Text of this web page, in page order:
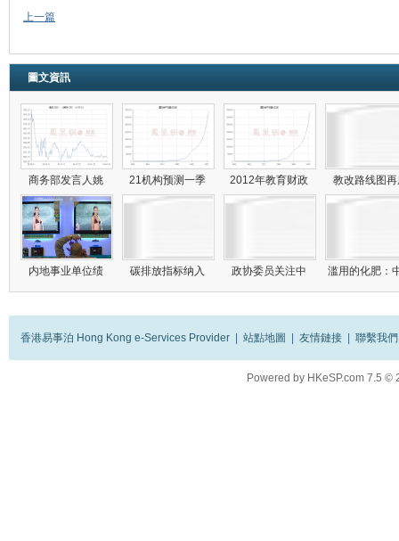
上一篇
圖文資訊
商务部发言人姚 21机构预测一季 2012年教育财政 教改路线图
内地事业单位绩 碳排放指标纳入 政协委员关注中 滥用的化肥：
香港易事泊 Hong Kong e-Services Provider 站點地圖 友情鏈接 聯繫我們
Powered by HKeSP.com 7.5 ©